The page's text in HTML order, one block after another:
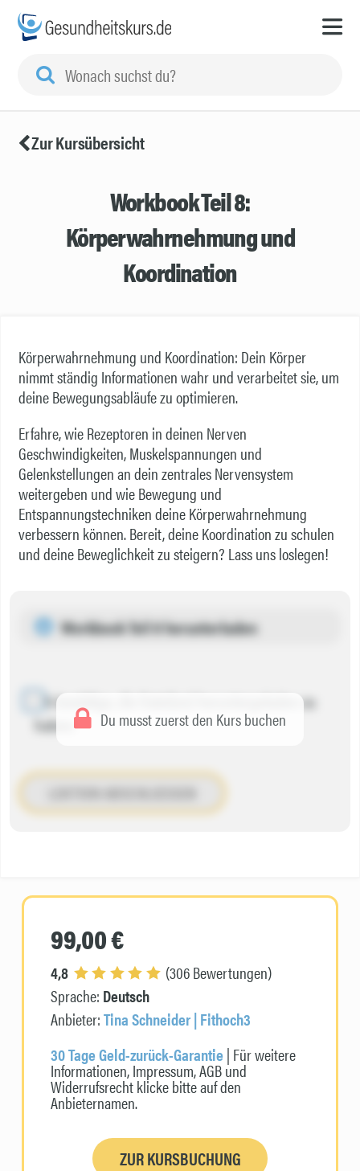
Zur Kursübersicht
Workbook Teil 8:
Körperwahrnehmung und
Koordination
Körperwahrnehmung und Koordination: Dein Körper
nimmt ständig Informationen wahr und verarbeitet sie, um
deine Bewegungsabläufe zu optimieren.
Erfahre, wie Rezeptoren in deinen Nerven
Geschwindigkeiten, Muskelspannungen und
Gelenkstellungen an dein zentrales Nervensystem
weitergeben und wie Bewegung und
Entspannungstechniken deine Körperwahrnehmung
verbessern können. Bereit, deine Koordination zu schulen
und deine Beweglichkeit zu steigern? Lass uns loslegen!
Workbook Teil 8 herunterladen
Du musst zuerst den Kurs buchen
Ich bestätige, die Datei(en) heruntergeladen zu
haben.
LEKTION ABSCHLIESSEN
99,00 €
4,8
(306 Bewertungen)
Sprache: Deutsch
Anbieter:Tina Schneider | Fithoch3
30 Tage Geld-zurück-Garantie| Für weitere
Informationen, Impressum, AGB und
Widerrufsrecht klicke bitte auf den
Anbieternamen.
ZUR KURSBUCHUNG